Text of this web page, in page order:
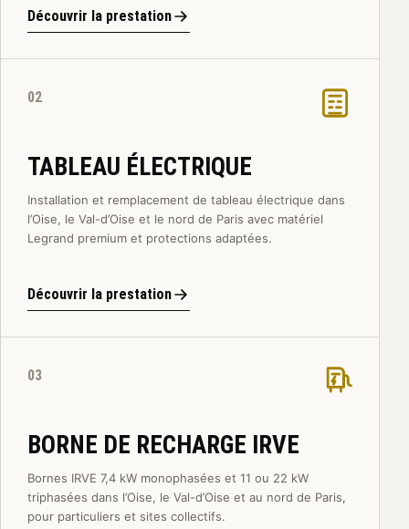
Découvrir la prestation
02
TABLEAU ÉLECTRIQUE
Installation et remplacement de tableau électrique dans
l’Oise, le Val-d’Oise et le nord de Paris avec matériel
Legrand premium et protections adaptées.
Découvrir la prestation
03
BORNE DE RECHARGE IRVE
Bornes IRVE 7,4 kW monophasées et 11 ou 22 kW
triphasées dans l’Oise, le Val-d’Oise et au nord de Paris,
pour particuliers et sites collectifs.